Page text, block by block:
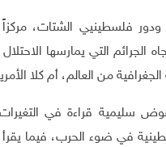
فلسطينيي الشتات، مركزاً
الجرائم التي يمارسها
من العالم، أم كلا
سليمية قراءة في التغيرات
في ضوء الحرب، فيما